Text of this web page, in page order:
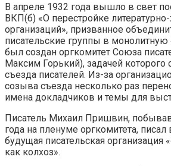
В апреле 1932 года вышло в свет
ВКП(б) «О перестройке
организаций», призванное
писательские группы в монолитную
был создан оргкомитет Союза
Максим Горький), задачей которого
съезда писателей. Из-за
созыва съезда несколько раз
имена докладчиков и темы для
Писатель Михаил Пришвин,
года на пленуме оргкомитета, писал
будущая писательская организация
как колхоз».